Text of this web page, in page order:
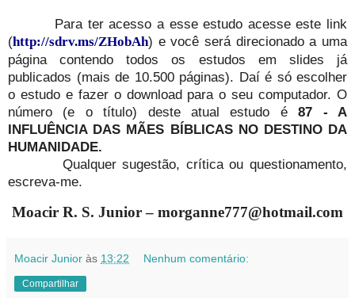
Para ter acesso a esse estudo acesse este link
(http://sdrv.ms/ZHobAh) e você será direcionado a uma
página contendo todos os estudos em slides já
publicados (mais de 10.500 páginas). Daí é só escolher
o estudo e fazer o download para o seu computador. O
número (e o título) deste atual estudo é87 -A
INFLUÊNCIA DAS MÃES BÍBLICAS NO DESTINO DA
HUMANIDADE.
Qualquer sugestão, crítica ou questionamento,
escreva-me.
Moacir R. S. Junior – morganne777@hotmail.com
Moacir Junior às 13:22 Nenhum comentário:
Compartilhar